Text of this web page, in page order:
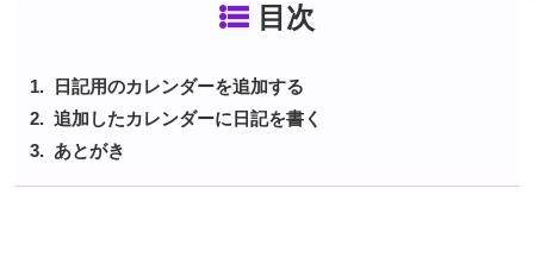
目次
日記用のカレンダーを追加する
追加したカレンダーに日記を書く
あとがき